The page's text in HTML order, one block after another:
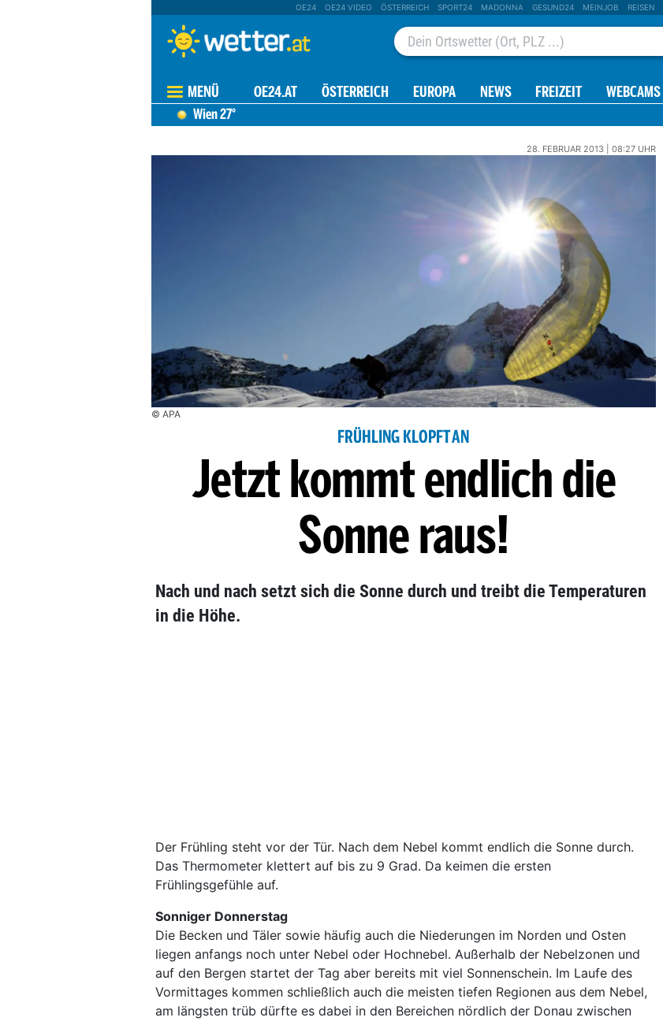
OE24 OE24 VIDEO ÖSTERREICH SPORT24 MADONNA GESUND24 MEINJOB REISEN
MENÜ OE24.AT ÖSTERREICH EUROPA NEWS FREIZEIT WEBCAMS
Wien27°
28. FEBRUAR 2013 | 08:27 UHR
© APA
FRÜHLING KLOPFT AN
Jetzt kommt endlich die
Sonne raus!
Nach und nach setzt sich die Sonne durch und treibt die Temperaturen
in die Höhe.
Der Frühling steht vor der Tür. Nach dem Nebel kommt endlich die Sonne durch.
Das Thermometer klettert auf bis zu 9 Grad. Da keimen die ersten
Frühlingsgefühle auf.
Sonniger Donnerstag
Die Becken und Täler sowie häufig auch die Niederungen im Norden und Osten
liegen anfangs noch unter Nebel oder Hochnebel. Außerhalb der Nebelzonen und
auf den Bergen startet der Tag aber bereits mit viel Sonnenschein. Im Laufe des
Vormittages kommen schließlich auch die meisten tiefen Regionen aus dem Nebel,
am längsten trüb dürfte es dabei in den Bereichen nördlich der Donau zwischen